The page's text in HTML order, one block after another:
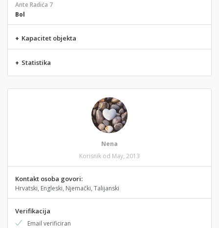
Ante Radića 7
Bol
+ Kapacitet objekta
+ Statistika
Nena
Korisnik od May, 2013
Kontakt osoba govori:
Hrvatski, Engleski, Njemački, Talijanski
Verifikacija
Email verificiran